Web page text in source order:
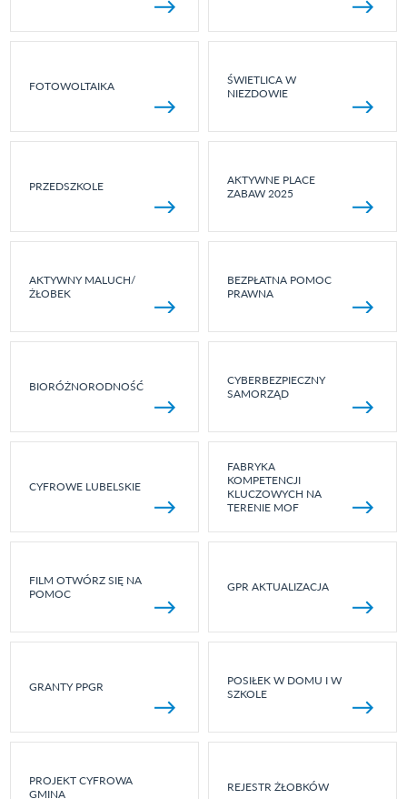
FOTOWOLTAIKA
ŚWIETLICA W
NIEZDOWIE
PRZEDSZKOLE
AKTYWNE PLACE
ZABAW 2025
AKTYWNY MALUCH/
ŻŁOBEK
BEZPŁATNA POMOC
PRAWNA
BIORÓŻNORODNOŚĆ
CYBERBEZPIECZNY
SAMORZĄD
CYFROWE LUBELSKIE
FABRYKA
KOMPETENCJI
KLUCZOWYCH NA
TERENIE MOF
FILM OTWÓRZ SIĘ NA
POMOC
GPR AKTUALIZACJA
GRANTY PPGR
POSIŁEK W DOMU I W
SZKOLE
PROJEKT CYFROWA
GMINA
REJESTR ŻŁOBKÓW